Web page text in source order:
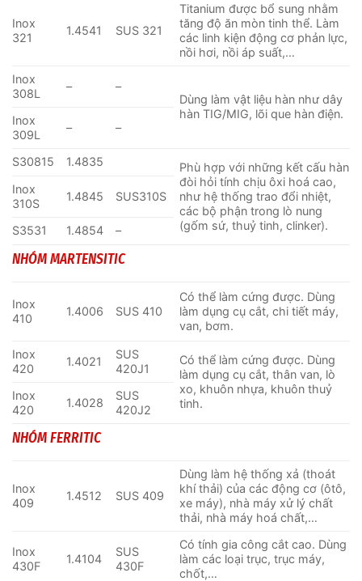
Inox
321
1.4541 SUS 321
Titanium được bổ sung nhằm
tăng độ ăn mòn tinh thể. Làm
các linh kiện động cơ phản lực,
nồi hơi, nồi áp suất,…
Inox
308L
–
–
Dùng làm vật liệu hàn như dây
hàn TIG/MIG, lõi que hàn điện.
Inox
309L
– –
S30815 1.4835
Phù hợp với những kết cấu hàn
đòi hỏi tính chịu ôxi hoá cao,
như hệ thống trao đổi nhiệt,
các bộ phận trong lò nung
(gốm sứ, thuỷ tinh, clinker).
Inox
310S
1.4845 SUS310S
S3531 1.4854 –
NHÓM MARTENSITIC
Inox
410
1.4006 SUS 410
Có thể làm cứng được. Dùng
làm dụng cụ cắt, chi tiết máy,
van, bơm.
Inox
420
1.4021
SUS
420J1
Có thể làm cứng được. Dùng
làm dụng cụ cắt, thân van, lò
xo, khuôn nhựa, khuôn thuỷ
tinh.
Inox
420
1.4028
SUS
420J2
NHÓM FERRITIC
Inox
409
1.4512 SUS 409
Dùng làm hệ thống xả (thoát
khí thải) của các động cơ (ôtô,
xe máy), nhà máy xử lý chất
thải, nhà máy hoá chất,…
Inox
430F
1.4104
SUS
430F
Có tính gia công cắt cao. Dùng
làm các loại trục, trục máy,
chốt,…